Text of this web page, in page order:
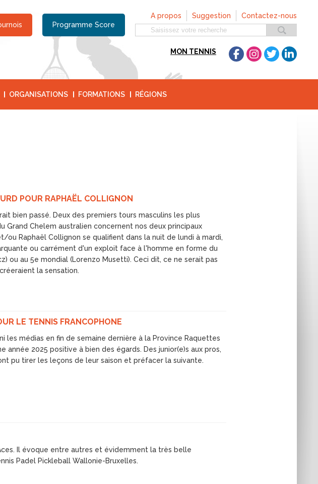
Contactez-nous
Suggestion
A propos
Programme Score
MON TENNIS
ORGANISATIONS FORMATIONS RÉGIONS
POUR RAPHAËL COLLIGNON
bien passé. Deux des premiers tours masculins les plus
Grand Chelem australien concernent nos deux principaux
ou Raphaël Collignon se qualifient dans la nuit de lundi à mardi,
ou carrément d'un exploit face à l'homme en forme du
ou au 5e mondial (Lorenzo Musetti). Ceci dit, ce ne serait pas
la sensation.
LE TENNIS FRANCOPHONE
les médias en fin de semaine dernière à la Province Raquettes
année 2025 positive à bien des égards. Des junior(e)s aux pros,
pu tirer les leçons de leur saison et préfacer la suivante.
Il évoque entre autres et évidemment la très belle
Padel Pickleball Wallonie-Bruxelles.